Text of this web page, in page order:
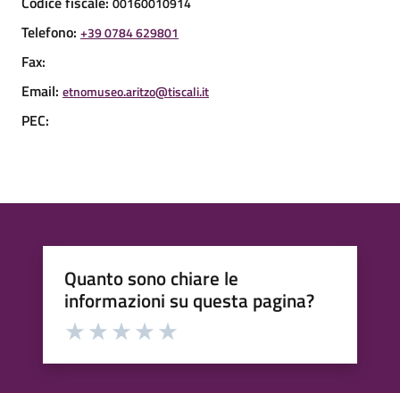
Telefono: +39 0784 629801
Fax:
Email: etnomuseo.aritzo@tiscali.it
PEC:
Quanto sono chiare le
informazioni su questa pagina?
Valuta da 1 a 5 stelle la pagina